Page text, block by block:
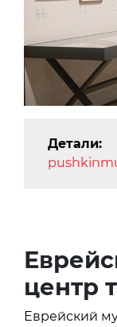
Детали:
центр
Еврейский